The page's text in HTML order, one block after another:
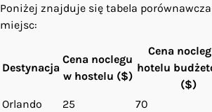
Poniżej znajduje się tabela
miejsc:
Destynacja
Cena noclegu
w hostelu ($)
Cena
hotelu
($)
Orlando 25 70